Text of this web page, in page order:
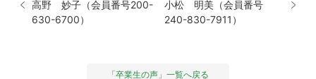
高野 妙子（会員番号200-
630-6700）
小松 明美（会員番号
240-830-7911）
「卒業生の声」一覧へ戻る